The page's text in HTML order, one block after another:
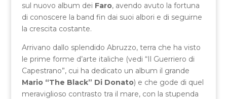
sul nuovo album dei Faro, avendo avuto la fortuna
di conoscere la band fin dai suoi albori e di seguirne
la crescita costante.
Arrivano dallo splendido Abruzzo, terra che ha visto
le prime forme d’arte italiche (vedi “Il Guerriero di
Capestrano”, cui ha dedicato un album il grande
Mario “The Black” Di Donato) e che gode di quel
meraviglioso contrasto tra il mare, con la stupenda